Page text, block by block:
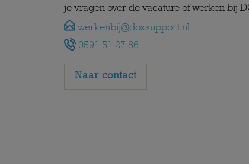
je vragen over de vacature of werken bij
werkenbij@doxsupport.nl
0591 51 27 86
Naar contact